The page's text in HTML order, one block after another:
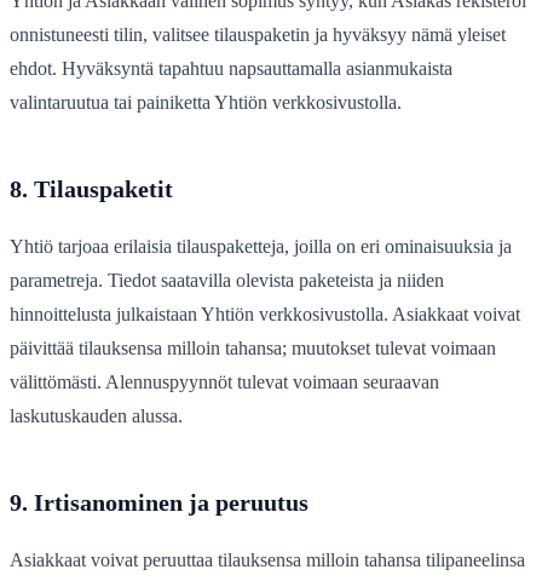
onnistuneesti tilin, valitsee tilauspaketin ja hyväksyy nämä yleiset
ehdot. Hyväksyntä tapahtuu napsauttamalla asianmukaista
valintaruutua tai painiketta Yhtiön verkkosivustolla.
8. Tilauspaketit
Yhtiö tarjoaa erilaisia tilauspaketteja, joilla on eri ominaisuuksia ja
parametreja. Tiedot saatavilla olevista paketeista ja niiden
hinnoittelusta julkaistaan Yhtiön verkkosivustolla. Asiakkaat voivat
päivittää tilauksensa milloin tahansa; muutokset tulevat voimaan
välittömästi. Alennuspyynnöt tulevat voimaan seuraavan
laskutuskauden alussa.
9. Irtisanominen ja peruutus
Asiakkaat voivat peruuttaa tilauksensa milloin tahansa tilipaneelinsa